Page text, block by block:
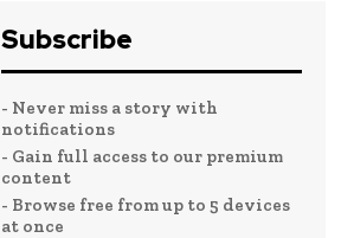
Subscribe
- Never miss a story with
notifications
- Gain full access to our premium
content
- Browse free from up to 5 devices
at once